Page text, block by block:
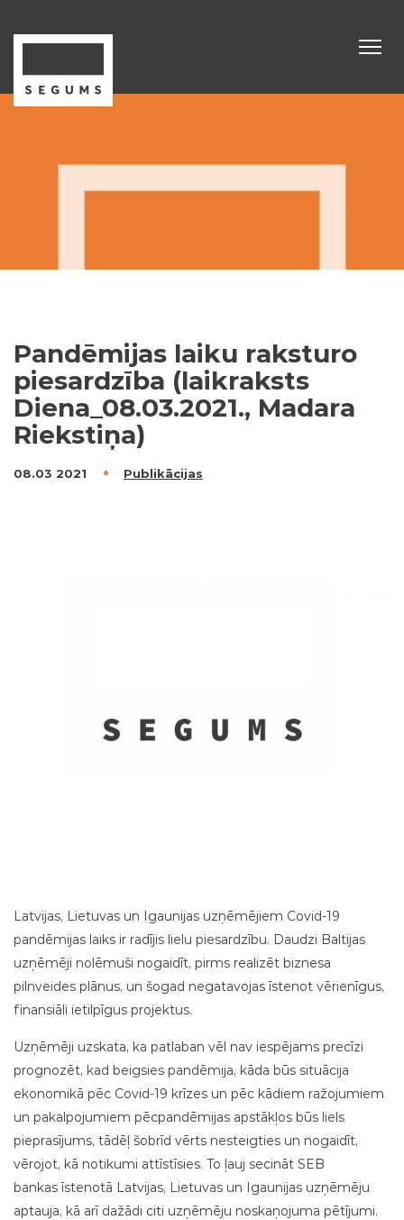
Pandēmijas laiku raksturo
piesardzība (laikraksts
Diena_08.03.2021., Madara
Riekstiņa)
08.03 2021 Publikācijas
Latvijas, Lietuvas un Igaunijas uzņēmējiem Covid-19
pandēmijas laiks ir radījis lielu piesardzību. Daudzi Baltijas
uzņēmēji nolēmuši nogaidīt, pirms realizēt biznesa
pilnveides plānus, un šogad negatavojas īstenot vērienīgus,
finansiāli ietilpīgus projektus.
Uzņēmēji uzskata, ka patlaban vēl nav iespējams precīzi
prognozēt, kad beigsies pandēmija, kāda būs situācija
ekonomikā pēc Covid-19 krīzes un pēc kādiem ražojumiem
un pakalpojumiem pēcpandēmijas apstākļos būs liels
pieprasījums, tādēļ šobrīd vērts nesteigties un nogaidīt,
vērojot, kā notikumi attīstīsies. To ļauj secināt SEB
bankas īstenotā Latvijas, Lietuvas un Igaunijas uzņēmēju
aptauja, kā arī dažādi citi uzņēmēju noskaņojuma pētījumi.